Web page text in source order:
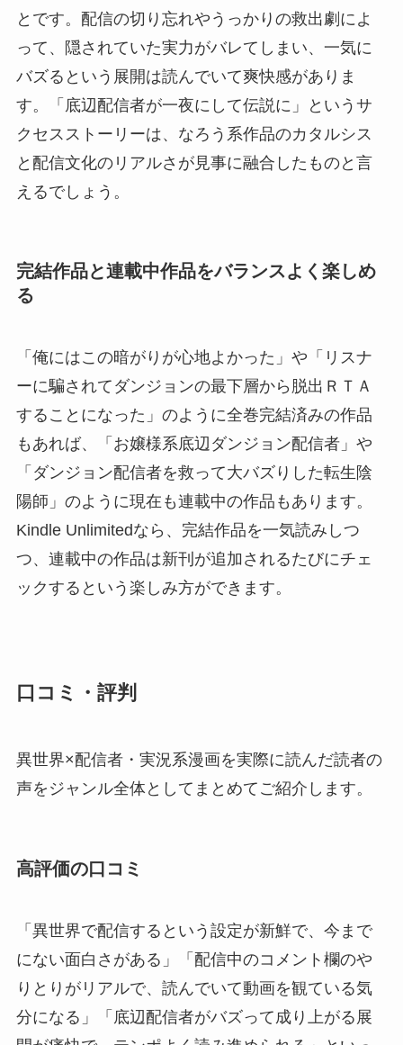
とです。配信の切り忘れやうっかりの救出劇によ
って、隠されていた実力がバレてしまい、一気に
バズるという展開は読んでいて爽快感がありま
す。「底辺配信者が一夜にして伝説に」というサ
クセスストーリーは、なろう系作品のカタルシス
と配信文化のリアルさが見事に融合したものと言
えるでしょう。
完結作品と連載中作品をバランスよく楽しめ
る
「俺にはこの暗がりが心地よかった」や「リスナ
ーに騙されてダンジョンの最下層から脱出ＲＴＡ
することになった」のように全巻完結済みの作品
もあれば、「お嬢様系底辺ダンジョン配信者」や
「ダンジョン配信者を救って大バズりした転生陰
陽師」のように現在も連載中の作品もあります。
Kindle Unlimitedなら、完結作品を一気読みしつ
つ、連載中の作品は新刊が追加されるたびにチェ
ックするという楽しみ方ができます。
口コミ・評判
異世界×配信者・実況系漫画を実際に読んだ読者の
声をジャンル全体としてまとめてご紹介します。
高評価の口コミ
「異世界で配信するという設定が新鮮で、今まで
にない面白さがある」「配信中のコメント欄のや
りとりがリアルで、読んでいて動画を観ている気
分になる」「底辺配信者がバズって成り上がる展